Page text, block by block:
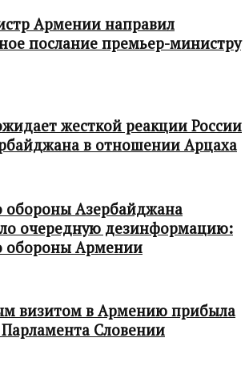
Армении направил
послание премьер-министру
жесткой реакции России
в отношении Арцаха
обороны Азербайджана
очередную дезинформацию:
обороны Армении
визитом в Армению прибыла
Словении